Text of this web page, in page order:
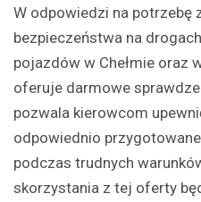
W odpowiedzi na potrzebę
bezpieczeństwa na
pojazdów w Chełmie oraz
oferuje darmowe
pozwala kierowcom
odpowiednio
podczas trudnych
skorzystania z tej oferty